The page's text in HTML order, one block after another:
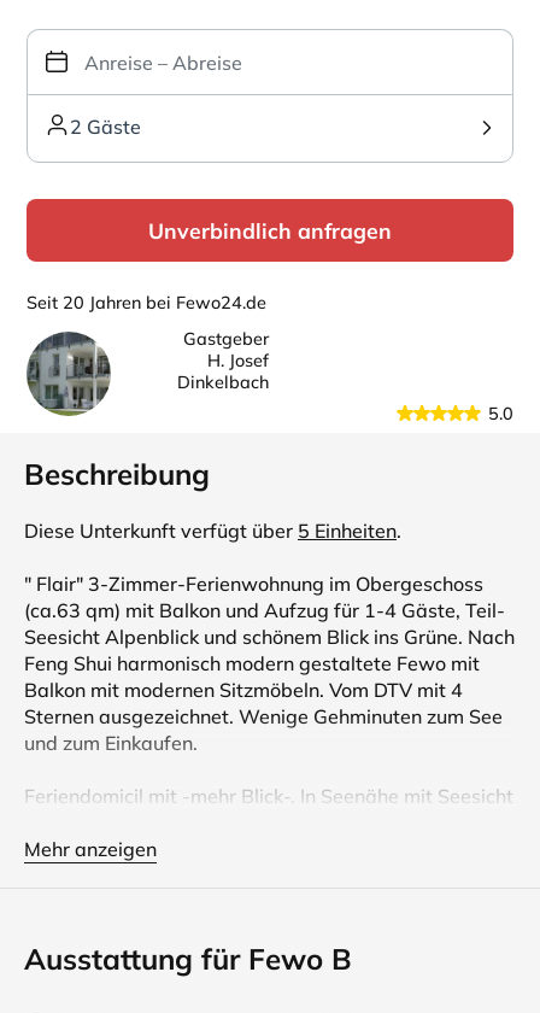
2 Gäste
Unverbindlich anfragen
Seit 20 Jahren bei Fewo24.de
Gastgeber
H. Josef
Dinkelbach
5.0
Beschreibung
Diese Unterkunft verfügt über 5 Einheiten.
" Flair" 3-Zimmer-Ferienwohnung im Obergeschoss
(ca.63 qm) mit Balkon und Aufzug für 1-4 Gäste, Teil-
Seesicht Alpenblick und schönem Blick ins Grüne. Nach
Feng Shui harmonisch modern gestaltete Fewo mit
Balkon mit modernen Sitzmöbeln. Vom DTV mit 4
Sternen ausgezeichnet. Wenige Gehminuten zum See
und zum Einkaufen.
Feriendomicil mit -mehr Blick-. In Seenähe mit Seesicht
moderne Feriendomicil Haus Dinkelbach in Lindau/
Urlaub. Es ist modern nach Feng Shui liebenswert und
harmonisch gestaltet, fühlen Sie sich einfach wohl.
Mehr anzeigen
Ausstattung für Fewo B